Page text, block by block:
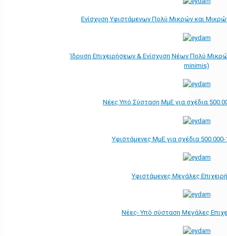
Ενίσχυση Υφιστάμενων Πολύ Μικρών και
Ίδρυση Επιχειρήσεων & Ενίσχυση Νέων Πολύ
minimis)
Νέες Υπό Σύσταση ΜμΕ για σχέδια
Υφιστάμενες ΜμΕ για σχέδια
Υφιστάμενες Μεγάλες
Νέες- Υπό σύσταση Μεγάλες